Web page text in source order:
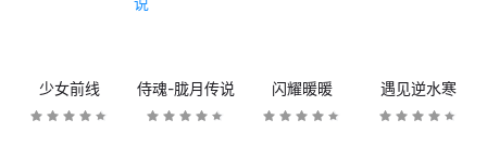
少女前线 侍魂-胧月传说 闪耀暖暖 遇见逆水寒